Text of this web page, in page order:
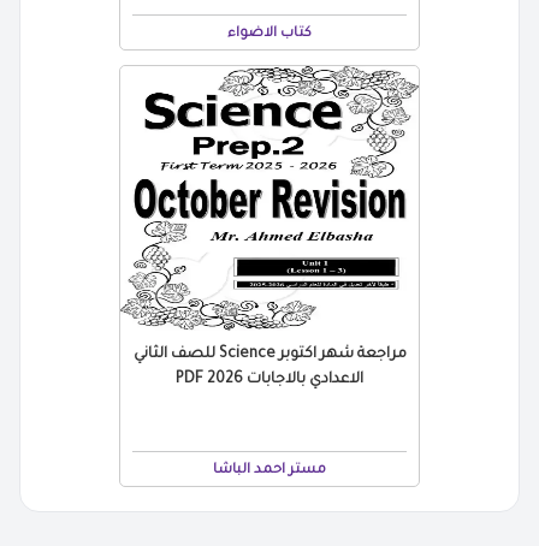
كتاب الاضواء
مراجعة شهر اكتوبر Science للصف الثاني
الاعدادي بالاجابات 2026 PDF
مستر احمد الباشا